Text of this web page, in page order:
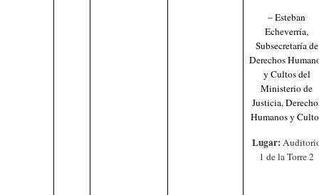
– Esteban
Echeverría,
Subsecretaría de
Derechos
y Cultos del
Ministerio de
Justicia,
Humanos y
Lugar:
1 de la Torre 2